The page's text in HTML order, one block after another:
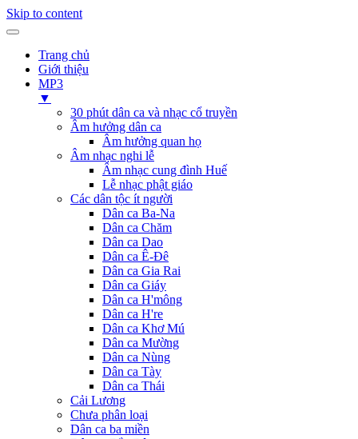
Skip to content
Trang chủ
Giới thiệu
MP3
▼
30 phút dân ca và nhạc cổ truyền
Âm hưởng dân ca
Âm hưởng quan họ
Âm nhạc nghi lễ
Âm nhạc cung đình Huế
Lễ nhạc phật giáo
Các dân tộc ít người
Dân ca Ba-Na
Dân ca Chăm
Dân ca Dao
Dân ca Ê-Đê
Dân ca Gia Rai
Dân ca Giáy
Dân ca H'mông
Dân ca H're
Dân ca Khơ Mú
Dân ca Mường
Dân ca Nùng
Dân ca Tày
Dân ca Thái
Cải Lương
Chưa phân loại
Dân ca ba miền